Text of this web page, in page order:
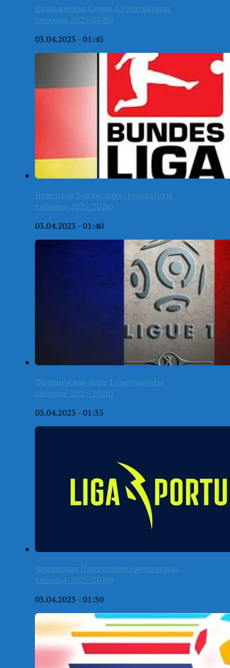
Итальянская Серия А (результаты,
таблица-2025/2026)
03.04.2023 - 01:45
Немецкая Бундеслига (результаты,
таблица-2025/2026)
03.04.2023 - 01:40
Французская Лига 1 (результаты,
таблица-2025/2026)
03.04.2023 - 01:35
Чемпионат Португалии (результаты,
таблица-2025/2026)
03.04.2023 - 01:30